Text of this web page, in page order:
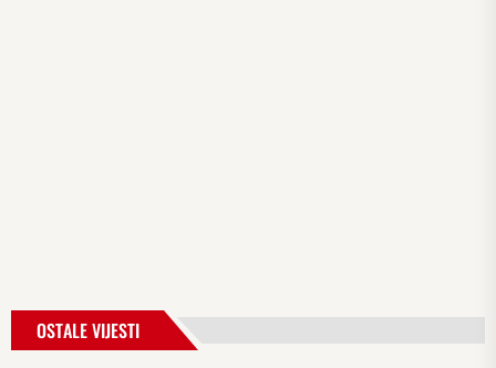
OSTALE VIJESTI